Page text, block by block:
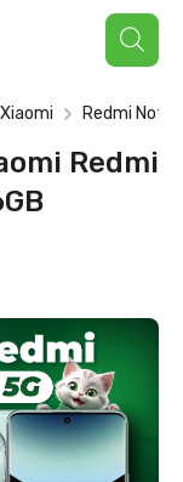
Поиск
товаров
Xiaomi Redmi Note
Redmi